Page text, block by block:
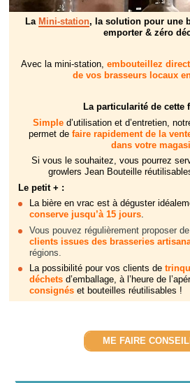
La Mini-station, la solution pour une
emporter & zéro
Avec la mini-station, embouteillez
de vos brasseurs locaux
La particularité de cette
Simple d’utilisation et d’entretien,
permet de faire rapidement de la
dans votre
Si vous le souhaitez, vous pourrez
growlers Jean Bouteille
Le petit + :
La bière en vrac est à déguster
conserve jusqu’à 15 jours.
Vous pouvez régulièrement proposer
clients issues des brasseries
régions.
La possibilité pour vos clients de
déchets d’emballage, à l’heure de
consignés et bouteilles réutilisables !
ME FAIRE